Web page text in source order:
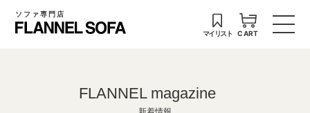
ソファ専門店
マイリスト CART
FLANNEL magazine